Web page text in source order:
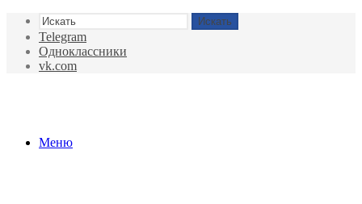
Искать
Telegram
Одноклассники
vk.com
Меню